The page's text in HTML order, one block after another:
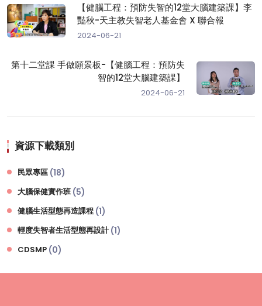
【健腦工程：預防失智的12堂大腦建築課】李
豔秋-天主教失智老人基金會 X 聯合報
2024-06-21
第十二堂課 手做願景板-【健腦工程：預防失
智的12堂大腦建築課】
2024-06-21
資源下載類別
民眾專區 (18)
大腦保健實作班 (5)
健腦生活型態再造課程 (1)
輕度失智者生活型態再設計(1)
CDSMP (0)